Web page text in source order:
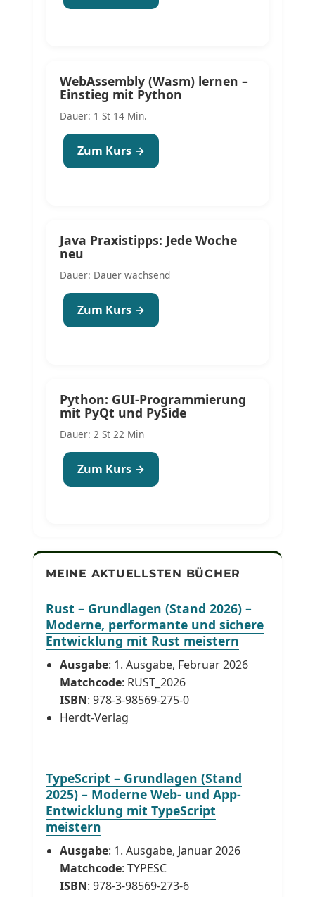
WebAssembly (Wasm) lernen –
Einstieg mit Python
Dauer: 1 St 14 Min.
Zum Kurs →
Java Praxistipps: Jede Woche
neu
Dauer: Dauer wachsend
Zum Kurs →
Python: GUI-Programmierung
mit PyQt und PySide
Dauer: 2 St 22 Min
Zum Kurs →
MEINE AKTUELLSTEN BÜCHER
Rust – Grundlagen (Stand 2026) –
Moderne, performante und sichere
Entwicklung mit Rust meistern
Ausgabe: 1. Ausgabe, Februar 2026
Matchcode: RUST_2026
ISBN: 978-3-98569-275-0
Herdt-Verlag
TypeScript – Grundlagen (Stand
2025) – Moderne Web- und App-
Entwicklung mit TypeScript
meistern
Ausgabe: 1. Ausgabe, Januar 2026
Matchcode: TYPESC
ISBN: 978-3-98569-273-6